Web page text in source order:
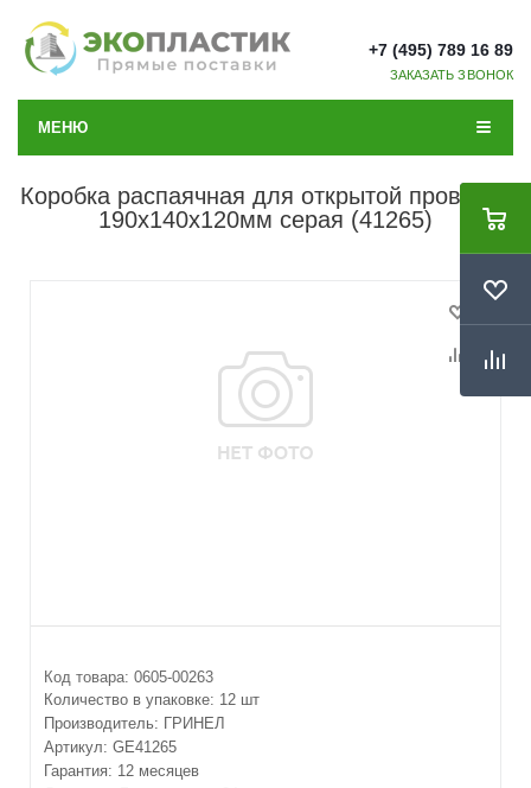
+7 (495) 789 16 89
ЗАКАЗАТЬ ЗВОНОК
МЕНЮ
Коробка распаячная для открытой проводки
190х140х120мм серая (41265)
Код товара: 0605-00263
Количество в упаковке: 12 шт
Производитель: ГРИНЕЛ
Артикул: GE41265
Гарантия: 12 месяцев